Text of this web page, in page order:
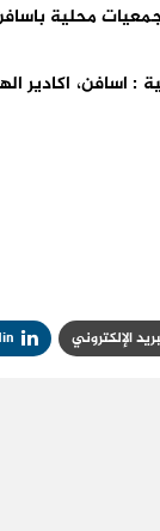
محلية
اسافن، اكادير
الإلكتروني